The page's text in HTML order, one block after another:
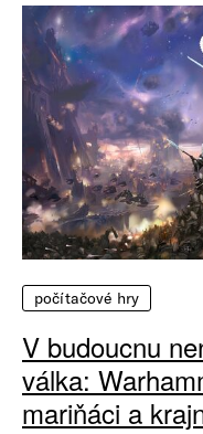
počítačové hry
V budoucnu
válka:
mariňáci a